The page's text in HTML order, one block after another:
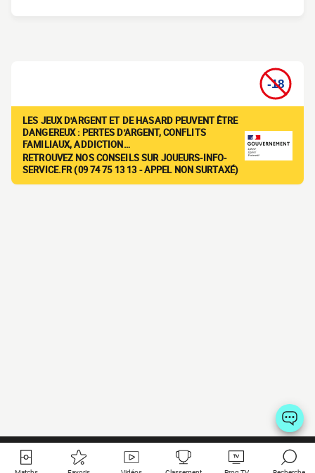
LES JEUX D'ARGENT ET DE HASARD PEUVENT ÊTRE
DANGEREUX : PERTES D'ARGENT, CONFLITS
FAMILIAUX, ADDICTION…
RETROUVEZ NOS CONSEILS SUR JOUEURS-INFO-
SERVICE.FR (09 74 75 13 13 - APPEL NON SURTAXÉ)